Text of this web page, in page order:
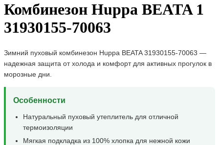
Комбинезон Huppa BEATA 1
31930155-70063
Зимний пуховый комбинезон Huppa BEATA 31930155-70063 —
надежная защита от холода и комфорт для активных прогулок в
морозные дни.
Особенности
Натуральный пуховый утеплитель для отличной
термоизоляции
Мягкая подкладка из 100% хлопка для нежной кожи